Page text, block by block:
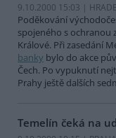
9.10.2000 15:03 |
Poděkování
spojeného s ochranou
Králové. Při zasedání
banky bylo do akce
Čech. Po vypuknutí
Prahy ještě dalších
Temelín čeká na